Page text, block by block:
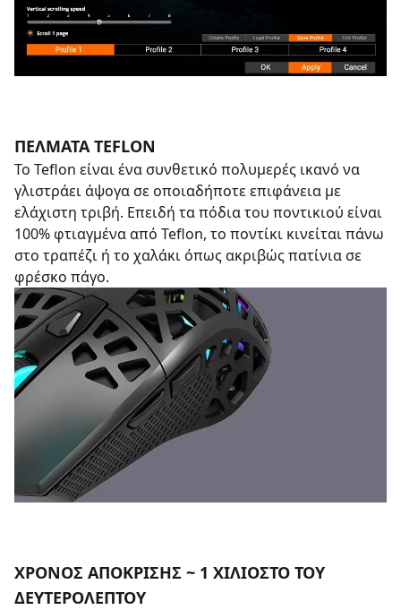
ΠΈΛΜΑΤΑ TEFLON
Το Teflon είναι ένα συνθετικό πολυμερές ικανό να
γλιστράει άψογα σε οποιαδήποτε επιφάνεια με
ελάχιστη τριβή. Επειδή τα πόδια του ποντικιού είναι
100% φτιαγμένα από Teflon, το ποντίκι κινείται πάνω
στο τραπέζι ή το χαλάκι όπως ακριβώς πατίνια σε
φρέσκο πάγο.
ΧΡΌΝΟΣ ΑΠΌΚΡΙΣΗΣ ~ 1 ΧΙΛΙΟΣΤΌ ΤΟΥ
ΔΕΥΤΕΡΟΛΈΠΤΟΥ